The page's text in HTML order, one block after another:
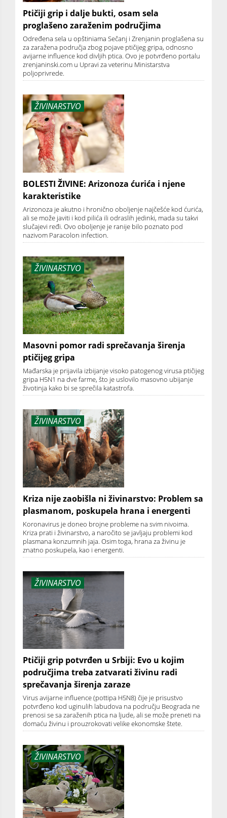
Ptičiji grip i dalje bukti, osam sela
proglašeno zaraženim područjima
Određena sela u opštiniama Sečanj i Zrenjanin proglašena su
za zaražena područja zbog pojave ptičijeg gripa, odnosno
avijarne influence kod divljih ptica. Ovo je potvrđeno portalu
zrenjaninski.com u Upravi za veterinu Ministarstva
poljoprivrede.
ŽIVINARSTVO
BOLESTI ŽIVINE: Arizonoza ćurića i njene
karakteristike
Arizonoza je akutno i hronično oboljenje najčešće kod ćurića,
ali se može javiti i kod pilića ili odraslih jedinki, mada su takvi
slučajevi ređi. Ovo oboljenje je ranije bilo poznato pod
nazivom Paracolon infection.
ŽIVINARSTVO
Masovni pomor radi sprečavanja širenja
ptičijeg gripa
Mađarska je prijavila izbijanje visoko patogenog virusa ptičijeg
gripa H5N1 na dve farme, što je uslovilo masovno ubijanje
životinja kako bi se sprečila katastrofa.
ŽIVINARSTVO
Kriza nije zaobišla ni živinarstvo: Problem sa
plasmanom, poskupela hrana i energenti
Koronavirus je doneo brojne probleme na svim nivoima.
Kriza prati i živinarstvo, a naročito se javljaju problemi kod
plasmana konzumnih jaja. Osim toga, hrana za živinu je
znatno poskupela, kao i energenti.
ŽIVINARSTVO
Ptičiji grip potvrđen u Srbiji: Evo u kojim
područjima treba zatvarati živinu radi
sprečavanja širenja zaraze
Virus avijarne influence (pottipa H5N8) čije je prisustvo
potvrđeno kod uginulih labudova na području Beograda ne
prenosi se sa zaraženih ptica na ljude, ali se može preneti na
domaću živinu i prouzrokovati velike ekonomske štete.
ŽIVINARSTVO